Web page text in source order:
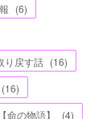
(6)
り戻す話 (16)
(16)
【命の物語】 (4)